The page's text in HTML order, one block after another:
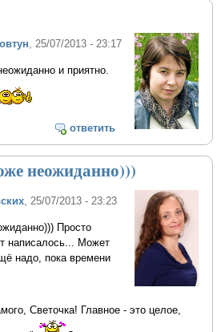
, 25/07/2013 - 23:17
и приятно.
ответить
неожиданно)))
, 25/07/2013 - 23:23
Просто
написалось... Может
надо, пока времени
Светочка! Главное - это целое,